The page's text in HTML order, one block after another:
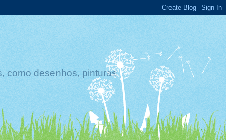
como desenhos, pinturas